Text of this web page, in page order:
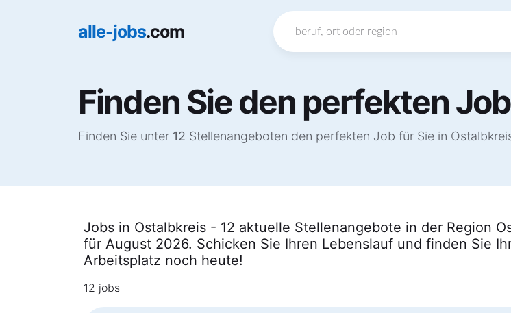
alle-jobs.com
Finden Sie den perfekten
Finden Sie unter 12 Stellenangeboten den perfekten Job für Sie in
Jobs in Ostalbkreis - 12 aktuelle Stellenangebote in der Region
für August 2026. Schicken Sie Ihren Lebenslauf und finden Sie
Arbeitsplatz noch heute!
12 jobs